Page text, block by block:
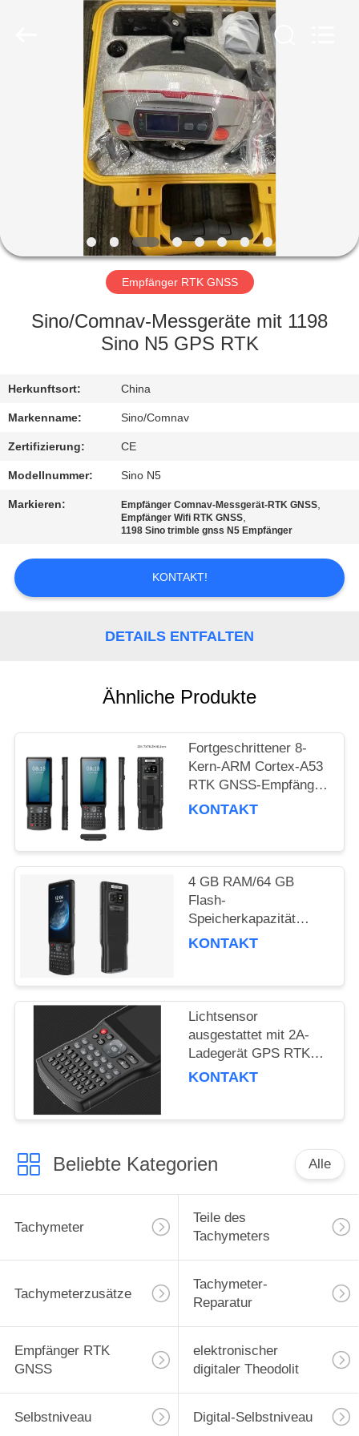
PRODUKTE
FABRIK-
AUSFLUG
QUALITÄTSKONTROLLE
TRETEN
SIE
MIT
UNS
IN
VERBINDUNG
FORDERN
SIE EIN
PRIVACY
POLICY
Empfänger RTK GNSS
Sino/Comnav-Messgeräte mit 1198
Sino N5 GPS RTK
Herkunftsort: China
Markenname: Sino/Comnav
Zertifizierung: CE
Modellnummer: Sino N5
Markieren: Empfänger Comnav-Messgerät-RTK GNSS,
Empfänger Wifi RTK GNSS,
1198 Sino trimble gnss N5 Empfänger
KONTAKT!
DETAILS ENTFALTEN
Ähnliche Produkte
Fortgeschrittener 8-
Kern-ARM Cortex-A53
RTK GNSS-Empfänger
mit 51 Tasten und einer
Anschluss
KONTAKT
4 GB RAM/64 GB
Flash-
Speicherkapazität
GPS-Empfänger mit
KONTAKT
Lichtsensor
ausgestattet mit 2A-
Ladegerät GPS RTK
für Landmessung und
KONTAKT
Beliebte Kategorien Alle
Tachymeter
Teile des
Tachymeters
Tachymeterzusätze
Tachymeter-
Reparatur
Empfänger RTK
GNSS
elektronischer
digitaler Theodolit
Selbstniveau Digital-Selbstniveau